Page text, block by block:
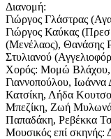
Διανομή:
Γιώργος Γλάστρας
Γιώργος Καύκας
(Μενέλαος), Θανάσης
Στυλιανού
Χορός: Μομώ Βλάχου,
Γιαννοπούλου, Ιωάννα
Κατσίκη, Λήδα
Μπεζίκη, Ζωή
Παπαδάκη, Ρεβέκκα
Μουσικός επί σκηνής: